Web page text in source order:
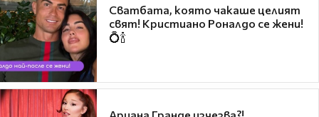
Сватбата, която чакаше целият
свят! Кристиано Роналдо се жени!
💍🍾
Ариана Гранде изчезва?!